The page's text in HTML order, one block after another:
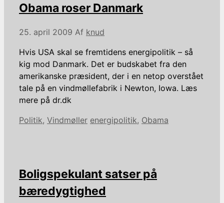
Obama roser Danmark
25. april 2009 Af knud
Hvis USA skal se fremtidens energipolitik – så
kig mod Danmark. Det er budskabet fra den
amerikanske præsident, der i en netop overstået
tale på en vindmøllefabrik i Newton, Iowa. Læs
mere på dr.dk
Kategorier
Politik, Vindmøller Tags
energipolitik, Obama
Boligspekulant satser på
bæredygtighed